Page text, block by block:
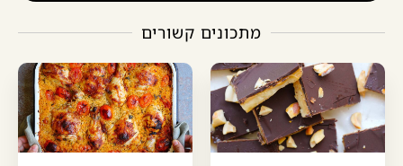
מתכונים קשורים